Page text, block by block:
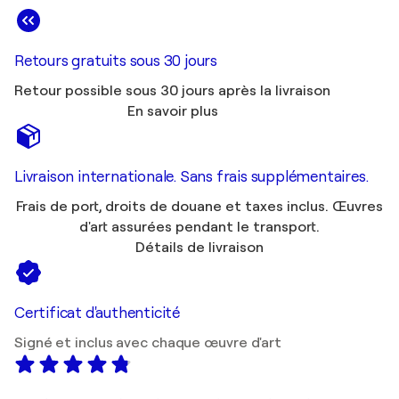
Retours gratuits sous 30 jours
Retour possible sous 30 jours après la livraison
En savoir plus
Livraison internationale. Sans frais supplémentaires.
Frais de port, droits de douane et taxes inclus. Œuvres
d'art assurées pendant le transport.
Détails de livraison
Certificat d'authenticité
Signé et inclus avec chaque œuvre d'art